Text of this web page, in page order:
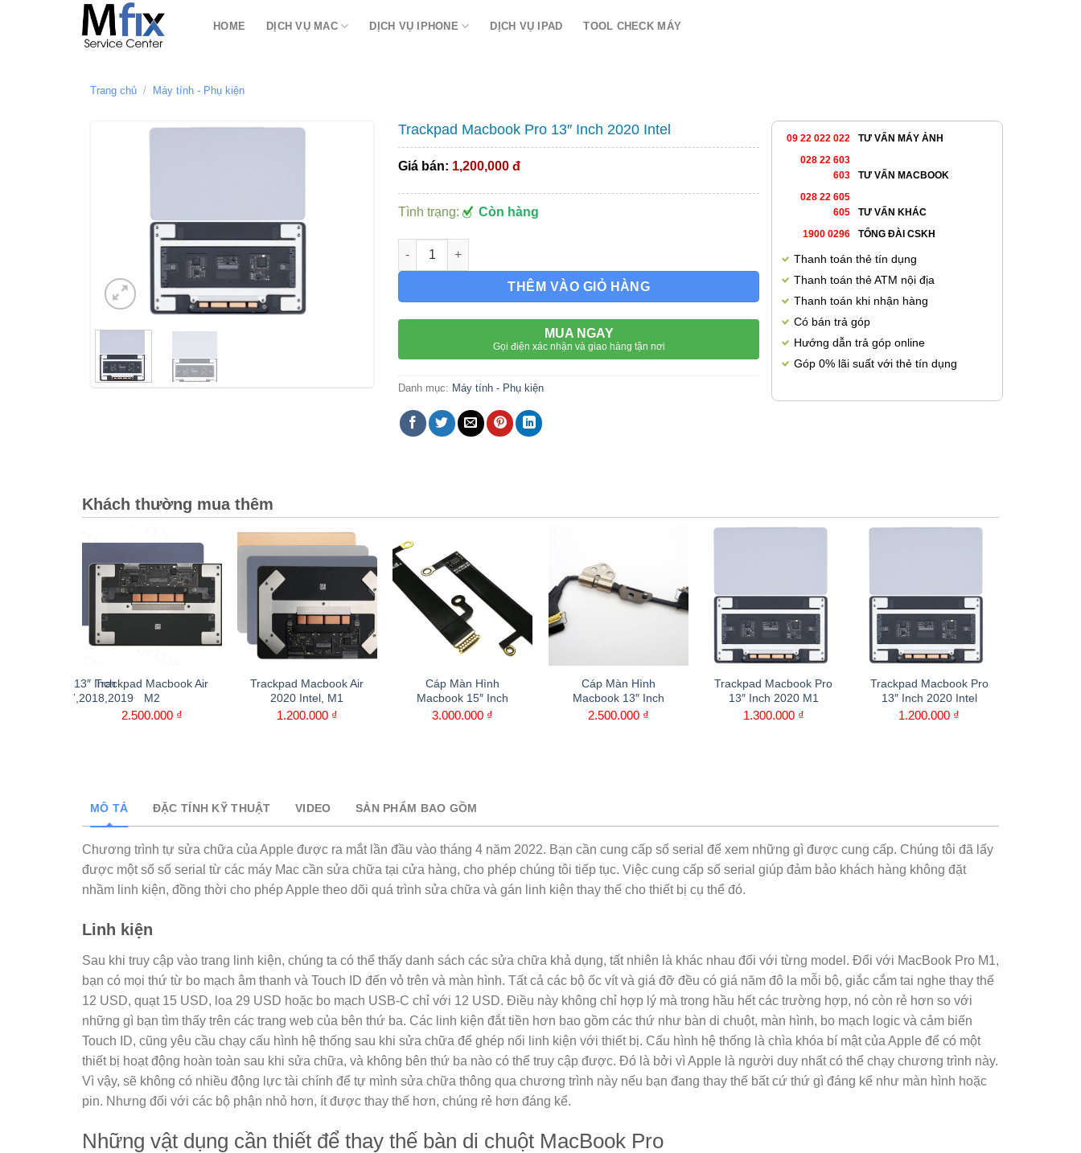
HOME DỊCH VỤ MAC DỊCH VỤ IPHONE DỊCH VỤ IPAD TOOL CHECK MÁY
Trang chủ / Máy tính - Phụ kiện
Trackpad Macbook Pro 13″ Inch 2020 Intel
Giá bán: 1,200,000 đ
Tình trạng: Còn hàng
Trackpad Macbook Pro 13" Inch 2020 Intel số lượng
THÊM VÀO GIỎ HÀNG
MUA NGAY
Gọi điện xác nhận và giao hàng tận nơi
Danh mục: Máy tính - Phụ kiện
09 22 022 022
TƯ VẤN MÁY ẢNH
028 22 603
603
TƯ VẤN MACBOOK
028 22 605
605
TƯ VẤN KHÁC
1900 0296
TỔNG ĐÀI CSKH
Thanh toán thẻ tín dụng
Thanh toán thẻ ATM nội địa
Thanh toán khi nhận hàng
Có bán trả góp
Hướng dẫn trả góp online
Góp 0% lãi suất với thẻ tín dụng
Khách thường mua thêm
Cáp Màn Hình
Macbook 15″ Inch
3.000.000₫
Cáp Màn Hình
Macbook 13″ Inch
2.500.000₫
Trackpad Macbook Pro
13″ Inch 2020 M1
1.300.000₫
Trackpad Macbook Pro
13″ Inch 2020 Intel
1.200.000₫
Pro 13″ InchTrackpad Macbook Air
M2
2.500.000₫
Trackpad Macbook Air
2020 Intel, M1
1.200.000₫
MÔ TẢ ĐẶC TÍNH KỸ THUẬT VIDEO SẢN PHẨM BAO GỒM
Chương trình tự sửa chữa của Apple được ra mắt lần đầu vào tháng 4 năm 2022. Bạn cần cung cấp số serial để xem những gì được cung cấp. Chúng tôi đã lấy
được một số số serial từ các máy Mac cần sửa chữa tại cửa hàng, cho phép chúng tôi tiếp tục. Việc cung cấp số serial giúp đảm bảo khách hàng không đặt
nhầm linh kiện, đồng thời cho phép Apple theo dõi quá trình sửa chữa và gán linh kiện thay thế cho thiết bị cụ thể đó.
Linh kiện
Sau khi truy cập vào trang linh kiện, chúng ta có thể thấy danh sách các sửa chữa khả dụng, tất nhiên là khác nhau đối với từng model. Đối với MacBook Pro M1,
bạn có mọi thứ từ bo mạch âm thanh và Touch ID đến vỏ trên và màn hình. Tất cả các bộ ốc vít và giá đỡ đều có giá năm đô la mỗi bộ, giắc cắm tai nghe thay thế
12 USD, quạt 15 USD, loa 29 USD hoặc bo mạch USB-C chỉ với 12 USD. Điều này không chỉ hợp lý mà trong hầu hết các trường hợp, nó còn rẻ hơn so với
những gì bạn tìm thấy trên các trang web của bên thứ ba. Các linh kiện đắt tiền hơn bao gồm các thứ như bàn di chuột, màn hình, bo mạch logic và cảm biến
Touch ID, cũng yêu cầu chạy cấu hình hệ thống sau khi sửa chữa để ghép nối linh kiện với thiết bị. Cấu hình hệ thống là chìa khóa bí mật của Apple để có một
thiết bị hoạt động hoàn toàn sau khi sửa chữa, và không bên thứ ba nào có thể truy cập được. Đó là bởi vì Apple là người duy nhất có thể chạy chương trình này.
Vì vậy, sẽ không có nhiều động lực tài chính để tự mình sửa chữa thông qua chương trình này nếu bạn đang thay thế bất cứ thứ gì đáng kể như màn hình hoặc
pin. Nhưng đối với các bộ phận nhỏ hơn, ít được thay thế hơn, chúng rẻ hơn đáng kể.
Những vật dụng cần thiết để thay thế bàn di chuột MacBook Pro